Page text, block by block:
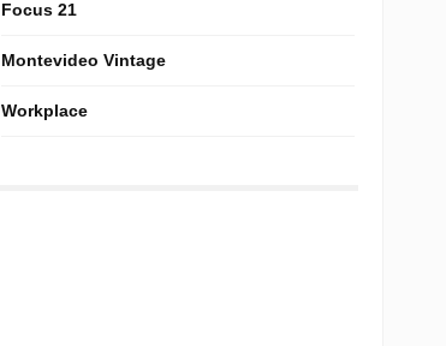
Focus 21
Montevideo Vintage
Workplace